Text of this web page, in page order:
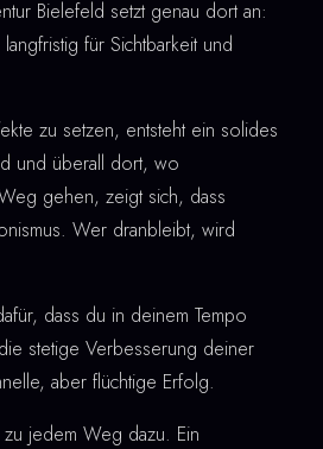
Bielefeld setzt genau dort an:
für Sichtbarkeit und
zu setzen, entsteht ein solides
und überall dort, wo
gehen, zeigt sich, dass
Wer dranbleibt, wird
dass du in deinem Tempo
stetige Verbesserung deiner
aber flüchtige Erfolg.
jedem Weg dazu. Ein